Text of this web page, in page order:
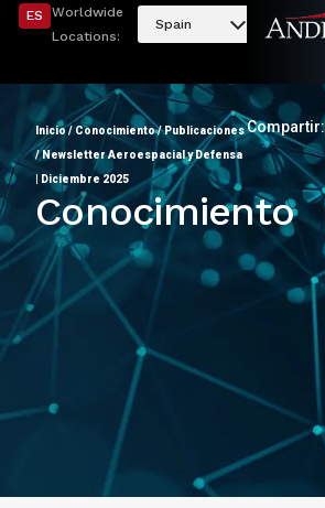
ES
Worldwide
Locations:
Spain
Inicio/ Conocimiento/Publicaciones
/Newsletter Aeroespacial y Defensa
| Diciembre 2025
Compartir:
Conocimiento